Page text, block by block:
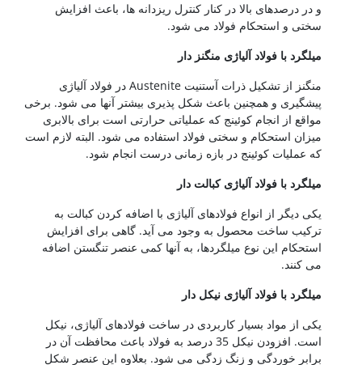
در درصدهای بالا در کنار کنترل ریزدانه ها، باعث افزایش
و استحکام فولاد می شود.
با فولاد آلیاژی منگنز دار
منگنز از تشکیل ذرات آستنیت Austenite در فولاد آلیاژی
و همچنین باعث شکل پذیری بیشتر آنها می شود. برخی
از انجام کوئینج که عملیاتی حرارتی است برای بالابری
استحکام و سختی فولاد استفاده می شود. البته لازم است
عملیات کوئینج در بازه زمانی درست انجام شود.
با فولاد آلیاژی کبالت دار
دیگر از انواع فولادهای آلیاژی با اضافه کردن کبالت به
ساخت محصول به وجود می آید. گاهی برای افزایش
این نوع میلگردها، به آنها کمی عنصر تنگستن اضافه
با فولاد آلیاژی نیکل دار
از مواد بسیار کاربردی در ساخت فولادهای آلیاژی، نیکل
است. افزودن نیکل 35 درصد به فولاد باعث محافظت آن در
خوردگی و زنگ زدگی می شود. بعلاوه این عنصر شکل